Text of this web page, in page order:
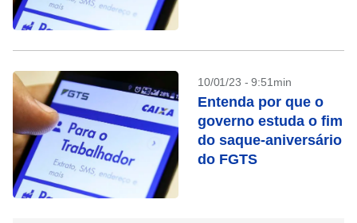
10/01/23 - 9:51min
Entenda por que o
governo estuda o fim
do saque-aniversário
do FGTS